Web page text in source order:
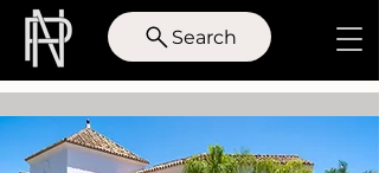
Search